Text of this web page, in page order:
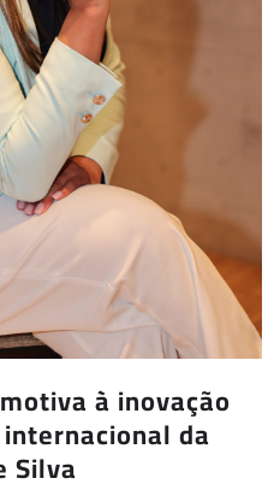
à inovação
da
Silva